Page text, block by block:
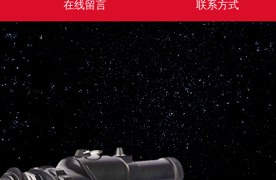
在线留言 联系方式